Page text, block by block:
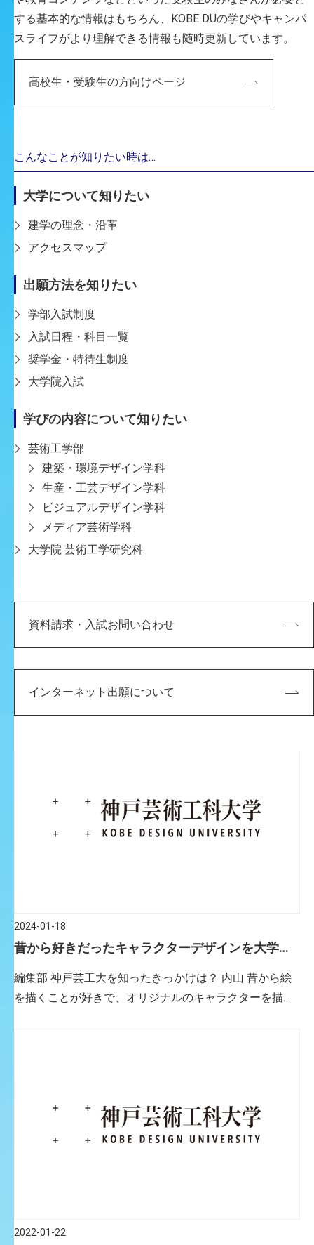
する基本的な情報はもちろん、KOBE DUの学びやキャンパ
スライフがより理解できる情報も随時更新しています。
高校生・受験生の方向けページ
こんなことが知りたい時は…
大学について知りたい
建学の理念・沿革
アクセスマップ
出願方法を知りたい
学部入試制度
入試日程・科目一覧
奨学金・特待生制度
大学院入試
学びの内容について知りたい
芸術工学部
建築・環境デザイン学科
生産・工芸デザイン学科
ビジュアルデザイン学科
メディア芸術学科
大学院 芸術工学研究科
資料請求・入試お問い合わせ
インターネット出願について
MORE
2026-01-08
「人のためのものづくり」を、自分にしかできな
いデザインで叶えたい。
編集部 神戸芸工大を知ったきっかけは？ 森 高校1～2年
生のころ、絵を描くのが好きだった私に、親や担任の先
す。高校内で神戸芸工大の先生の特別授業を受ける機会
が3回あり、制 […]
2025-01-09
編集部 神戸芸工大に入学を決めた理由は？ 上石 オープ
ンキャンパスに参加して、施設の充実ぶりやカリキュラ
2024-01-18
昔から好きだったキャラクターデザインを大学で
編集部 神戸芸工大を知ったきっかけは？ 内山 昔から絵
を描くことが好きで、オリジナルのキャラクターを描い
2022-01-22